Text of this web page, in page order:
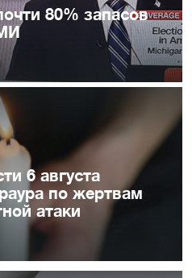
80% запасов
6 августа
по жертвам
атаки